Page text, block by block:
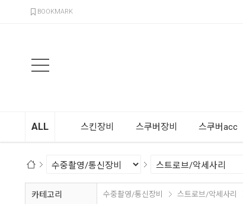
BOOKMARK
ALL 스킨장비 스쿠버장비 스쿠버acc
카테고리 수중촬영/통신장비 스트로브/악세사리